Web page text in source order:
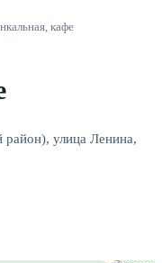
кафе
район), улица Ленина,